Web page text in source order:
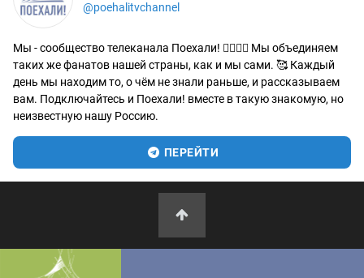
@poehalitvchannel
Мы - сообщество телеканала Поехали! 🙋‍♂️🙋‍♀️ Мы объединяем
таких же фанатов нашей страны, как и мы сами. 🥰 Каждый
день мы находим то, о чём не знали раньше, и рассказываем
вам. Подключайтесь и Поехали! вместе в такую знакомую, но
неизвестную нашу Россию.
ПЕРЕЙТИ